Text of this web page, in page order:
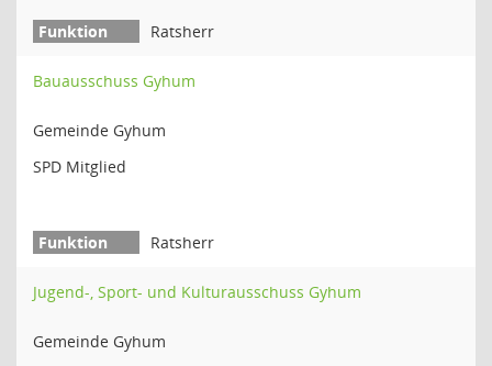
Ratsherr
Bauausschuss Gyhum
Gemeinde Gyhum
SPD Mitglied
Ratsherr
Jugend-, Sport- und Kulturausschuss Gyhum
Gemeinde Gyhum